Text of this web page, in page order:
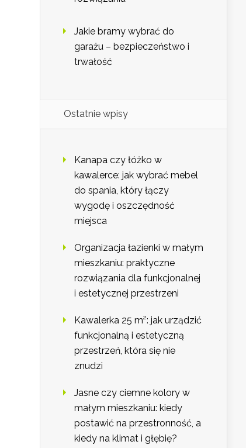
Jakie bramy wybrać do
garażu – bezpieczeństwo i
trwałość
Ostatnie wpisy
Kanapa czy łóżko w
kawalerce: jak wybrać mebel
do spania, który łączy
wygodę i oszczędność
miejsca
Organizacja łazienki w małym
mieszkaniu: praktyczne
rozwiązania dla funkcjonalnej
i estetycznej przestrzeni
Kawalerka 25 m²: jak urządzić
funkcjonalną i estetyczną
przestrzeń, która się nie
znudzi
Jasne czy ciemne kolory w
małym mieszkaniu: kiedy
postawić na przestronność, a
kiedy na klimat i głębię?